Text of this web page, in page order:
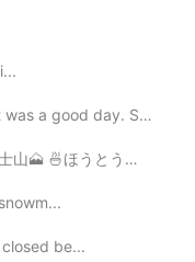
2020.05.14 01:05
saw a wild baby bo...
う不動「河口湖」
be...